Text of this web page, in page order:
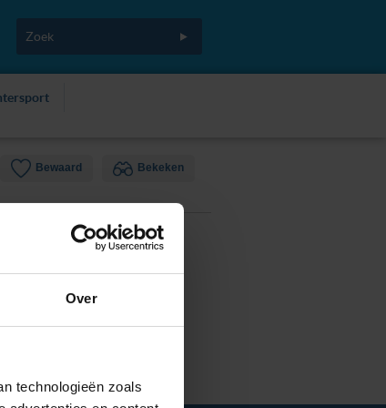
Over
technologieën zoals
Bewaard Bekeken